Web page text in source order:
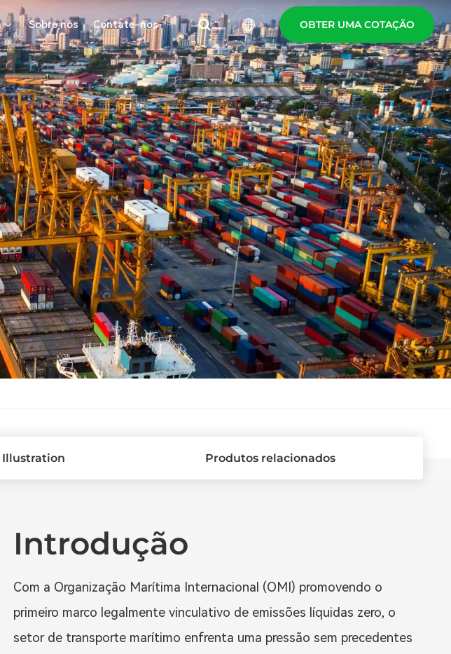
Sobre nós Contate-nos
English
Español
Polski
OBTER UMA COTAÇÃO
Illustration Produtos relacionados
Introdução
Com a Organização Marítima Internacional (OMI) promovendo o
primeiro marco legalmente vinculativo de emissões líquidas zero, o
setor de transporte marítimo enfrenta uma pressão sem precedentes